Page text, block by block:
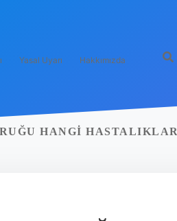
Yasal Uyarı Hakkımızda
HANGI